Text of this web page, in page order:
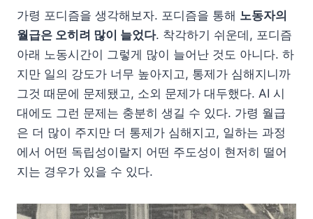
가령 포디즘을 생각해보자. 포디즘을 통해 노동자의
월급은 오히려 많이 늘었다. 착각하기 쉬운데, 포디즘
아래 노동시간이 그렇게 많이 늘어난 것도 아니다. 하
지만 일의 강도가 너무 높아지고, 통제가 심해지니까
그것 때문에 문제됐고, 소외 문제가 대두했다. AI 시
대에도 그런 문제는 충분히 생길 수 있다. 가령 월급
은 더 많이 주지만 더 통제가 심해지고, 일하는 과정
에서 어떤 독립성이랄지 어떤 주도성이 현저히 떨어
지는 경우가 있을 수 있다.